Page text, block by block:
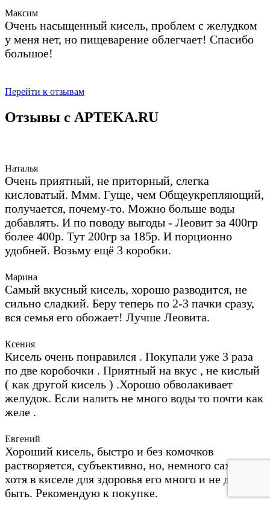
Максим
Очень насыщенный кисель, проблем с желудком
у меня нет, но пищеварение облегчает! Спасибо
большое!
Перейти к отзывам
Отзывы с APTEKA.RU
Наталья
Очень приятный, не приторный, слегка
кисловатый. Ммм. Гуще, чем Общеукрепляющий,
получается, почему-то. Можно больше воды
добавлять. И по поводу выгоды - Леовит за 400гр
более 400р. Тут 200гр за 185р. И порционно
удобней. Возьму ещё 3 коробки.
Марина
Самый вкусный кисель, хорошо разводится, не
сильно сладкий. Беру теперь по 2-3 пачки сразу,
вся семья его обожает! Лучше Леовита.
Ксения
Кисель очень понравился . Покупали уже 3 раза
по две коробочки . Приятный на вкус , не кислый
( как другой кисель ) .Хорошо обволакивает
желудок. Если налить не много воды то почти как
желе .
Евгений
Хороший кисель, быстро и без комочков
растворяется, субъективно, но, немного сахара,
хотя в киселе для здоровья его много и не должно
быть. Рекомендую к покупке.